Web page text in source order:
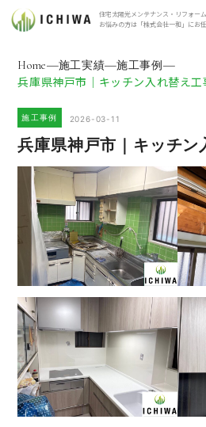
住宅太陽光メンテナンス・リフォー
お悩みの方は「株式会社⼀和」にお任
Home 施工実績 施工事例
兵庫県神戸市｜キッチン入れ替え工
施工事例 2026-03-11
兵庫県神戸市｜キッチン